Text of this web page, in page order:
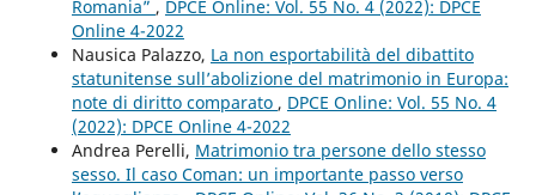
Romania” , DPCE Online: Vol. 55 No. 4 (2022): DPCE
Online 4-2022
Nausica Palazzo, La non esportabilità del dibattito
statunitense sull’abolizione del matrimonio in Europa:
note di diritto comparato , DPCE Online: Vol. 55 No. 4
(2022): DPCE Online 4-2022
Andrea Perelli, Matrimonio tra persone dello stesso
sesso. Il caso Coman: un importante passo verso